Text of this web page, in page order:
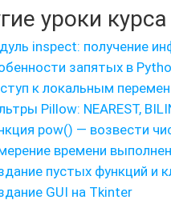
уроки
inspect: получение
запятых в
к локальным
Pillow: NEAREST,
pow() — возвести
времени
пустых функций и
GUI на Tkinter